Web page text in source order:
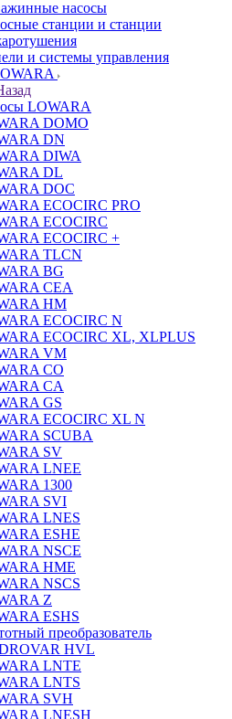
насосы
станции и станции
и системы управления
LOWARA
DOMO
DN
DIWA
DL
DOC
ECOCIRC PRO
ECOCIRC
ECOCIRC +
TLCN
BG
CEA
HM
ECOCIRC N
ECOCIRC XL, XLPLUS
VM
CO
CA
GS
ECOCIRC XL N
SCUBA
SV
LNEE
1300
SVI
LNES
ESHE
NSCE
HME
NSCS
Z
ESHS
преобразователь
HVL
LNTE
LNTS
SVH
LNESH